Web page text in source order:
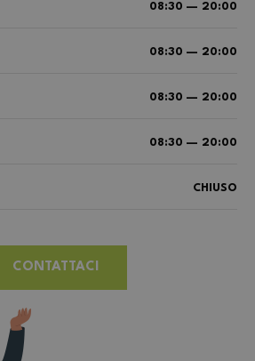
08:30 — 20:00
08:30 — 20:00
08:30 — 20:00
08:30 — 20:00
CHIUSO
CONTATTACI